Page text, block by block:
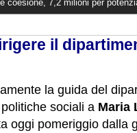
milioni per potenziare
il
la guida del
sociali a Maria
oggi pomeriggio dalla